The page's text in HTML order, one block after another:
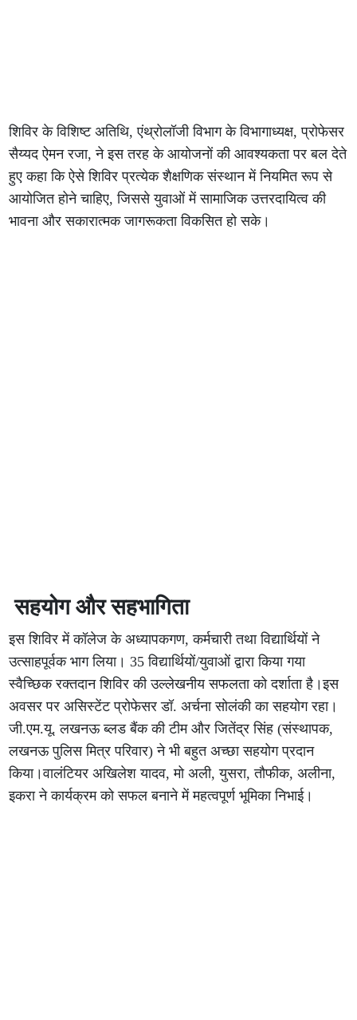
शिविर के विशिष्ट अतिथि, एंथ्रोलॉजी विभाग के विभागाध्यक्ष, प्रोफेसर
सैय्यद ऐमन रजा, ने इस तरह के आयोजनों की आवश्यकता पर बल देते
हुए कहा कि ऐसे शिविर प्रत्येक शैक्षणिक संस्थान में नियमित रूप से
आयोजित होने चाहिए, जिससे युवाओं में सामाजिक उत्तरदायित्व की
भावना और सकारात्मक जागरूकता विकसित हो सके।
सहयोग और सहभागिता
इस शिविर में कॉलेज के अध्यापकगण, कर्मचारी तथा विद्यार्थियों ने
उत्साहपूर्वक भाग लिया। 35 विद्यार्थियों/युवाओं द्वारा किया गया
स्वैच्छिक रक्तदान शिविर की उल्लेखनीय सफलता को दर्शाता है।इस
अवसर पर असिस्टेंट प्रोफेसर डॉ. अर्चना सोलंकी का सहयोग रहा।
जी.एम.यू. लखनऊ ब्लड बैंक की टीम और जितेंद्र सिंह (संस्थापक,
लखनऊ पुलिस मित्र परिवार) ने भी बहुत अच्छा सहयोग प्रदान
किया।वालंटियर अखिलेश यादव, मो अली, युसरा, तौफीक, अलीना,
इकरा ने कार्यक्रम को सफल बनाने में महत्वपूर्ण भूमिका निभाई।